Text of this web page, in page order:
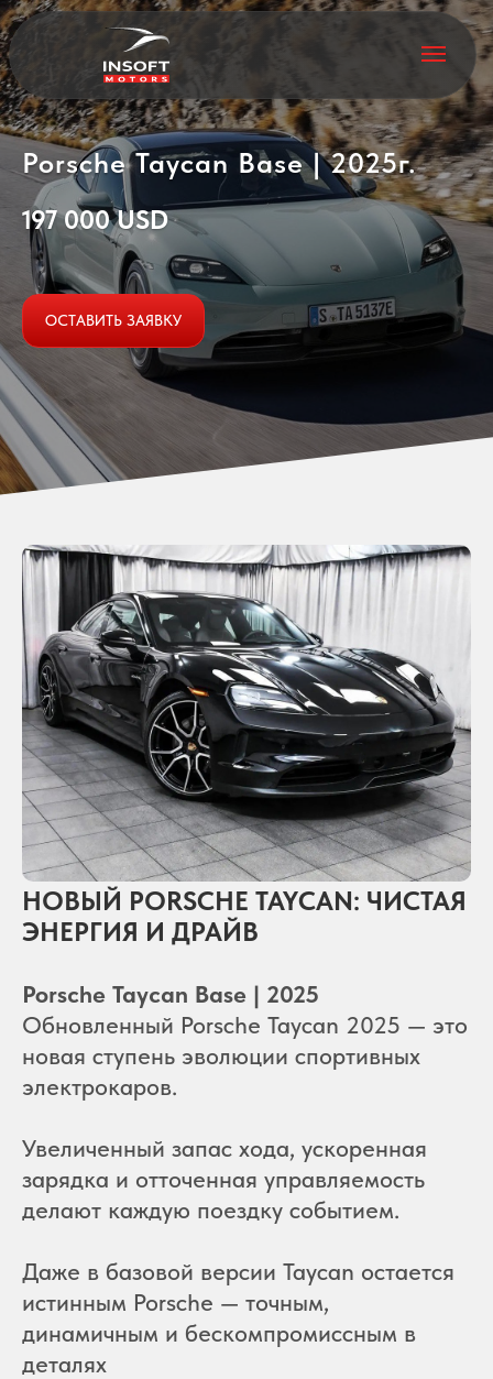
Porsche Taycan Ваse | 2025г.
197 000 USD
ОСТАВИТЬ ЗАЯВКУ
НОВЫЙ PORSCHE TAYCAN: ЧИСТАЯ
ЭНЕРГИЯ И ДРАЙВ
Porsche Taycan Ваse | 2025
Обновленный Porsche Taycan 2025 — это
новая ступень эволюции спортивных
электрокаров.
Увеличенный запас хода, ускоренная
зарядка и отточенная управляемость
делают каждую поездку событием.
Даже в базовой версии Taycan остается
истинным Porsche — точным,
динамичным и бескомпромиссным в
деталях